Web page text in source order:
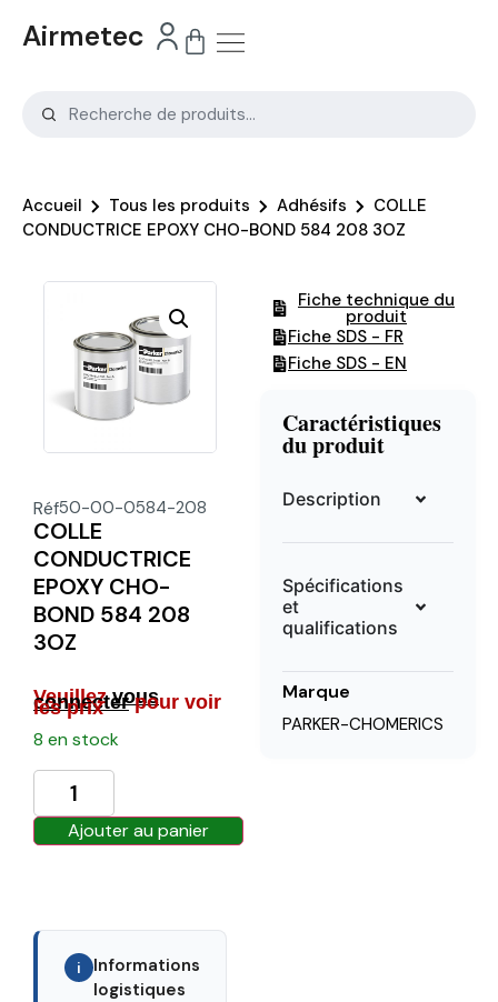
Airmetec
Accueil Tous les produits Adhésifs
COLLE
CONDUCTRICE EPOXY CHO-BOND 584 208 3OZ
Réf50-00-0584-208
COLLE
CONDUCTRICE
EPOXY CHO-
BOND 584 208
3OZ
Veuillezvous
connecterpour voir
les prix
8 en stock
Ajouter au panier
i
Informations
logistiques
Fiche technique du
produit
Fiche SDS - FR
Fiche SDS - EN
Caractéristiques
du produit
Description
Spécifications
et
qualifications
Marque
PARKER-CHOMERICS